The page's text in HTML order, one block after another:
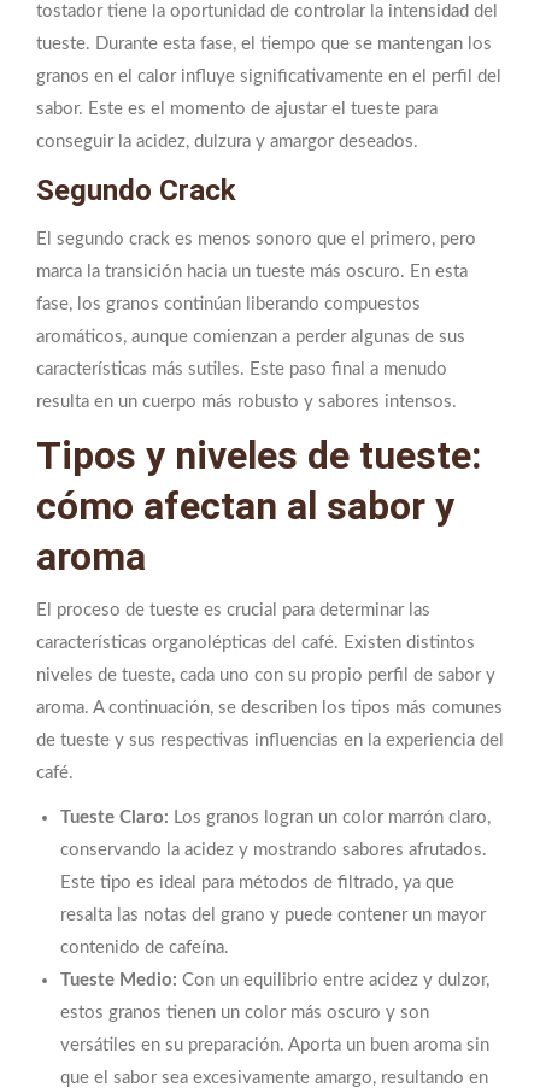
tostador tiene la oportunidad de controlar la intensidad del
tueste. Durante esta fase, el tiempo que se mantengan los
granos en el calor influye significativamente en el perfil del
sabor. Este es el momento de ajustar el tueste para
conseguir la acidez, dulzura y amargor deseados.
Segundo Crack
El segundo crack es menos sonoro que el primero, pero
marca la transición hacia un tueste más oscuro. En esta
fase, los granos continúan liberando compuestos
aromáticos, aunque comienzan a perder algunas de sus
características más sutiles. Este paso final a menudo
resulta en un cuerpo más robusto y sabores intensos.
Tipos y niveles de tueste:
cómo afectan al sabor y
aroma
El proceso de tueste es crucial para determinar las
características organolépticas del café. Existen distintos
niveles de tueste, cada uno con su propio perfil de sabor y
aroma. A continuación, se describen los tipos más comunes
de tueste y sus respectivas influencias en la experiencia del
café.
Tueste Claro: Los granos logran un color marrón claro,
conservando la acidez y mostrando sabores afrutados.
Este tipo es ideal para métodos de filtrado, ya que
resalta las notas del grano y puede contener un mayor
contenido de cafeína.
Tueste Medio: Con un equilibrio entre acidez y dulzor,
estos granos tienen un color más oscuro y son
versátiles en su preparación. Aporta un buen aroma sin
que el sabor sea excesivamente amargo, resultando en